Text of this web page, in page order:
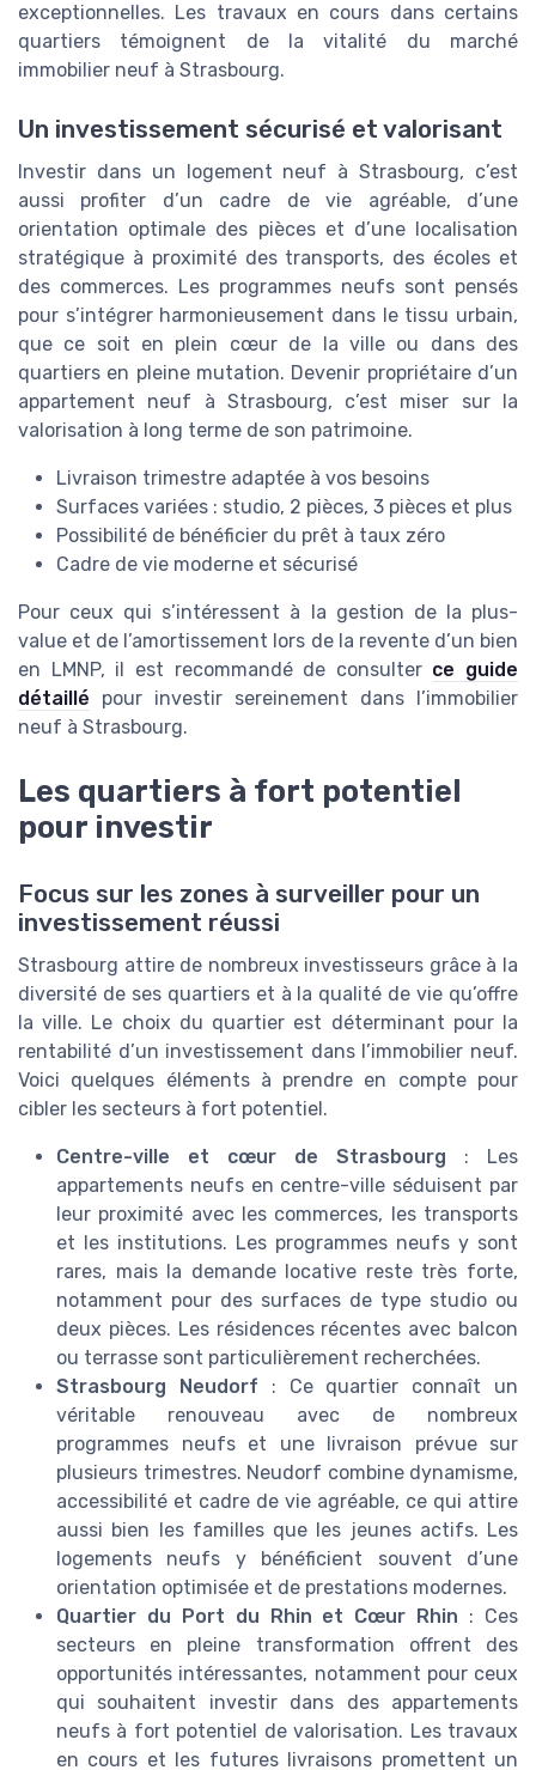
exceptionnelles. Les travaux en cours dans certains
quartiers témoignent de la vitalité du marché
immobilier neuf à Strasbourg.
Un investissement sécurisé et valorisant
Investir dans un logement neuf à Strasbourg, c’est
aussi profiter d’un cadre de vie agréable, d’une
orientation optimale des pièces et d’une localisation
stratégique à proximité des transports, des écoles et
des commerces. Les programmes neufs sont pensés
pour s’intégrer harmonieusement dans le tissu urbain,
que ce soit en plein cœur de la ville ou dans des
quartiers en pleine mutation. Devenir propriétaire d’un
appartement neuf à Strasbourg, c’est miser sur la
valorisation à long terme de son patrimoine.
Livraison trimestre adaptée à vos besoins
Surfaces variées : studio, 2 pièces, 3 pièces et plus
Possibilité de bénéficier du prêt à taux zéro
Cadre de vie moderne et sécurisé
Pour ceux qui s’intéressent à la gestion de la plus-
value et de l’amortissement lors de la revente d’un bien
en LMNP, il est recommandé de consulter ce guide
détaillé pour investir sereinement dans l’immobilier
neuf à Strasbourg.
Les quartiers à fort potentiel
pour investir
Focus sur les zones à surveiller pour un
investissement réussi
Strasbourg attire de nombreux investisseurs grâce à la
diversité de ses quartiers et à la qualité de vie qu’offre
la ville. Le choix du quartier est déterminant pour la
rentabilité d’un investissement dans l’immobilier neuf.
Voici quelques éléments à prendre en compte pour
cibler les secteurs à fort potentiel.
Centre-ville et cœur de Strasbourg : Les
appartements neufs en centre-ville séduisent par
leur proximité avec les commerces, les transports
et les institutions. Les programmes neufs y sont
rares, mais la demande locative reste très forte,
notamment pour des surfaces de type studio ou
deux pièces. Les résidences récentes avec balcon
ou terrasse sont particulièrement recherchées.
Strasbourg Neudorf : Ce quartier connaît un
véritable renouveau avec de nombreux
programmes neufs et une livraison prévue sur
plusieurs trimestres. Neudorf combine dynamisme,
accessibilité et cadre de vie agréable, ce qui attire
aussi bien les familles que les jeunes actifs. Les
logements neufs y bénéficient souvent d’une
orientation optimisée et de prestations modernes.
Quartier du Port du Rhin et Cœur Rhin : Ces
secteurs en pleine transformation offrent des
opportunités intéressantes, notamment pour ceux
qui souhaitent investir dans des appartements
neufs à fort potentiel de valorisation. Les travaux
en cours et les futures livraisons promettent un